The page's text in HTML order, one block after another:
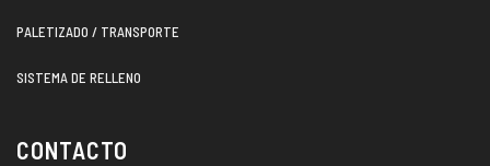
PALETIZADO / TRANSPORTE
SISTEMA DE RELLENO
CONTACTO